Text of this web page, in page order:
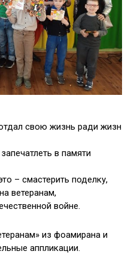
свою жизнь ради жизн
в памяти
– смастерить поделку,
ветеранам,
войне.
из фоамирана и
аппликации.